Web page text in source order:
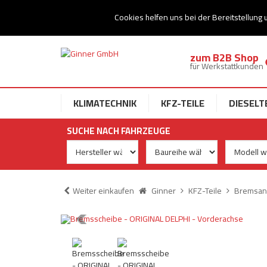
Cookies helfen uns bei der Bereitstellung
Ihr Speziallist für Dieseltechnik
zum B2B Shop
für Werkstattkunden
KLIMATECHNIK KFZ-TEILE
SUCHE NACH FAHRZEUGE
Weiter einkaufen Ginner KFZ-Teile